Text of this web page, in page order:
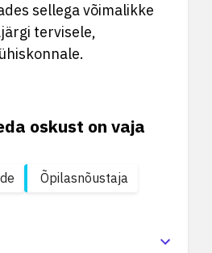
sellega võimalikke
tervisele,
oskust on vaja
Õpilasnõustaja